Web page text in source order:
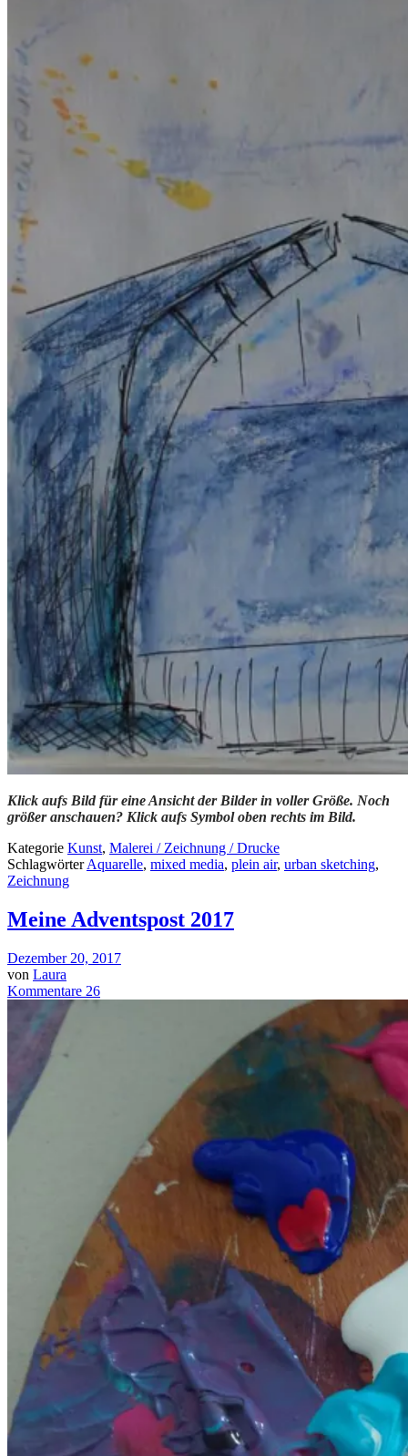
Klick aufs Bild für eine Ansicht der Bilder in voller Größe. Noch
größer anschauen? Klick aufs Symbol oben rechts im Bild.
Kategorie Kunst, Malerei / Zeichnung / Drucke
SchlagwörterAquarelle, mixed media, plein air, urban sketching,
Zeichnung
Meine Adventspost 2017
Dezember 20, 2017
von Laura
Kommentare 26